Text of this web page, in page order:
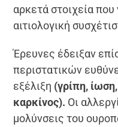
αρκετά στοιχεία
αιτιολογική
Έρευνες έδειξαν
περιστατικών
εξέλιξη (γρίπη,
καρκίνος). Οι
μολύνσεις του